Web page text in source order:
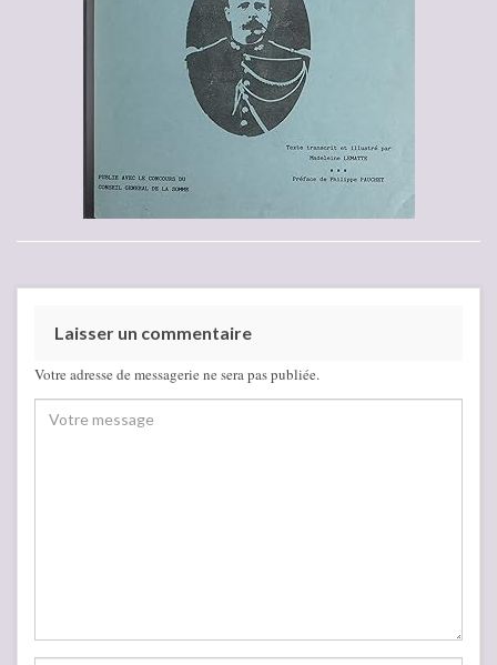
Laisser un commentaire
Votre adresse de messagerie ne sera pas publiée.